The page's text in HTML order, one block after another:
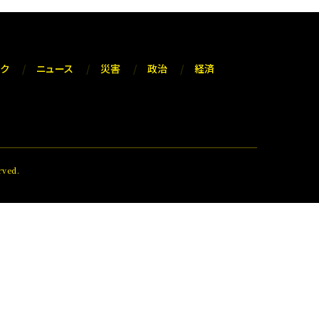
ニュース 災害 政治 経済